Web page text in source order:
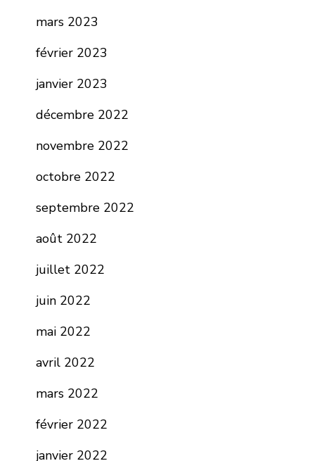
mars 2023
février 2023
janvier 2023
décembre 2022
novembre 2022
octobre 2022
septembre 2022
août 2022
juillet 2022
juin 2022
mai 2022
avril 2022
mars 2022
février 2022
janvier 2022